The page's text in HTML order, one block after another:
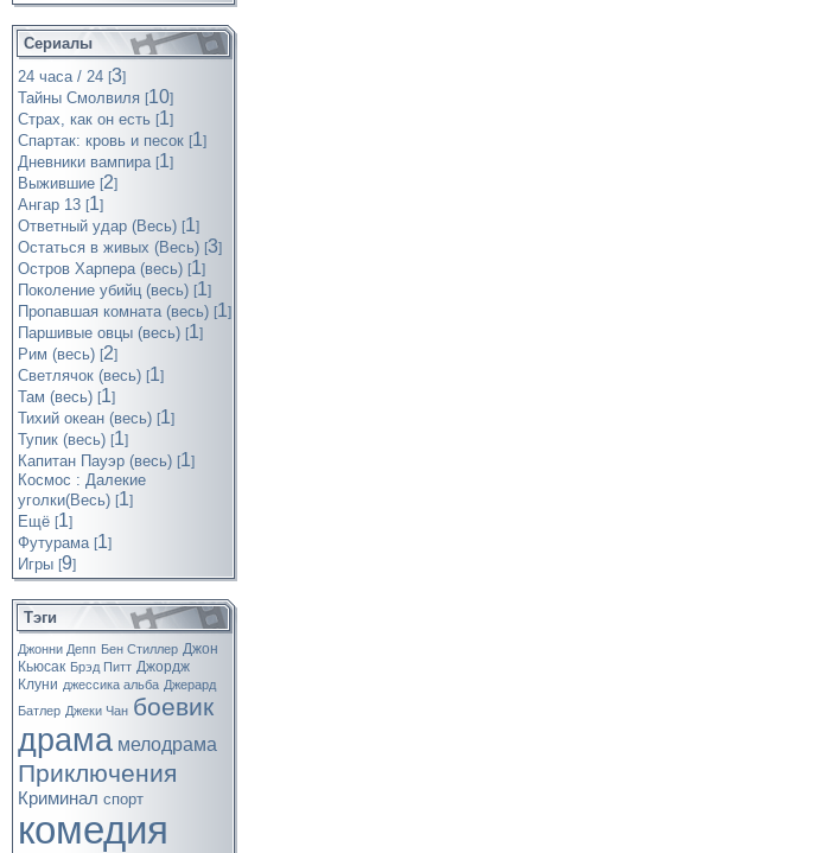
Сериалы
24 часа / 24 [3]
Тайны Смолвиля [10]
Страх, как он есть [1]
Спартак: кровь и песок [1]
Дневники вампира [1]
Выжившие [2]
Ангар 13 [1]
Ответный удар (Весь) [1]
Остаться в живых (Весь) [3]
Остров Харпера (весь) [1]
Поколение убийц (весь) [1]
Пропавшая комната (весь) [1]
Паршивые овцы (весь) [1]
Рим (весь) [2]
Светлячок (весь) [1]
Там (весь) [1]
Тихий океан (весь) [1]
Тупик (весь) [1]
Капитан Пауэр (весь) [1]
Космос : Далекие
уголки(Весь) [1]
Ещё [1]
Футурама [1]
Игры [9]
Тэги
Джонни Депп Бен Стиллер Джон
Кьюсак Брэд Питт Джордж
Клуни джессика альба Джерард
Батлер Джеки Чан боевик
драма мелодрама
Приключения
Криминал спорт
комедия